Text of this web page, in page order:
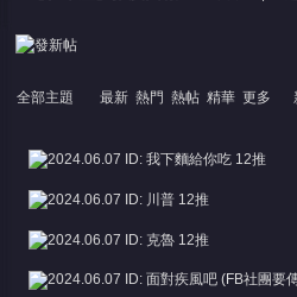
尋
憶
全部主題 最新 熱門 熱帖 精華 更多
2024.06.07 ID: 我下麵給你吃 12推
2024.06.07 ID: 川普 12推
2024.06.07 ID: 克魯 12推
2024.06.07 ID: 面對疾風吧 (FB社團要